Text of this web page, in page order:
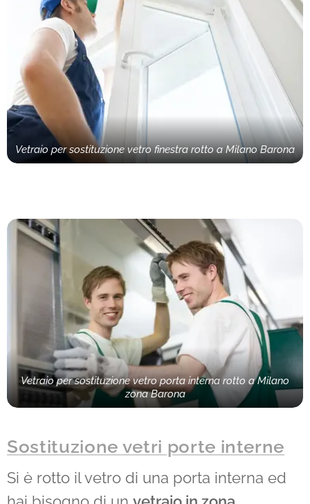
Vetraio per sostituzione vetro finestra rotto a Milano Barona
Vetraio per sostituzione vetro porta interna rotto a Milano
zona Barona
Sostituzione vetri porte interne
Si è rotto il vetro di una porta interna ed